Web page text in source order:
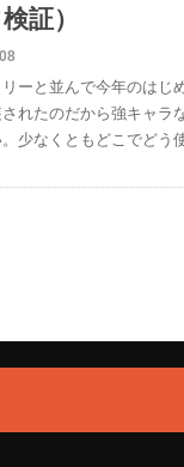
証）
ーと並んで今年のはじ
されたのだから強キャラ
少なくともどこでどう